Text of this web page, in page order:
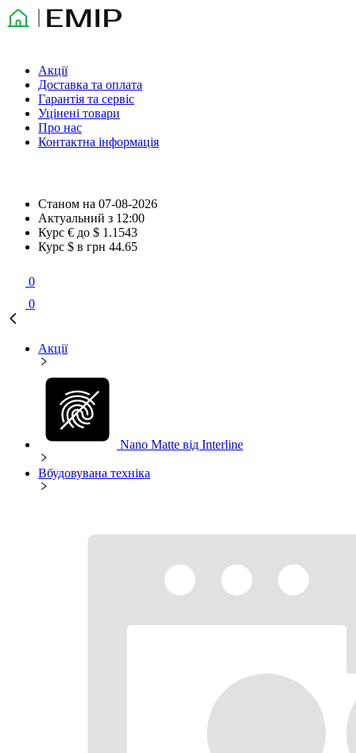
Акції
Доставка та оплата
Гарантія та сервіс
Уцінені товари
Про нас
Контактна інформація
Станом на 07-08-2026
Актуальний з 12:00
Курс € до $ 1.1543
Курс $ в грн 44.65
0
0
Акції
Nano Matte від Interline
Вбудовувана техніка